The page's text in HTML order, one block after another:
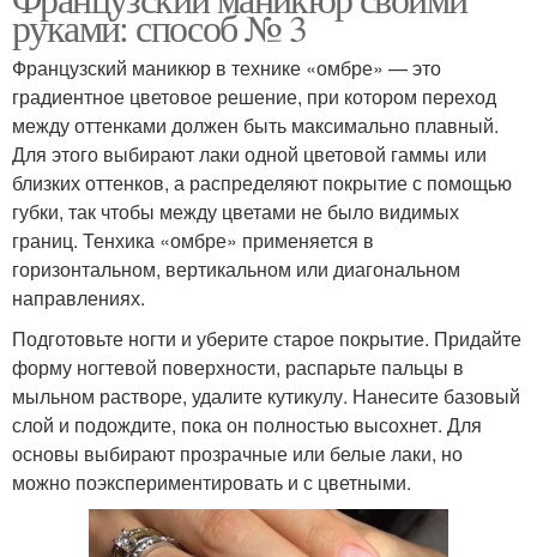
руками: способ № 3
Французский маникюр в технике «омбре» — это
градиентное цветовое решение, при котором переход
между оттенками должен быть максимально плавный.
Для этого выбирают лаки одной цветовой гаммы или
близких оттенков, а распределяют покрытие с помощью
губки, так чтобы между цветами не было видимых
границ. Тенхика «омбре» применяется в
горизонтальном, вертикальном или диагональном
направлениях.
Подготовьте ногти и уберите старое покрытие. Придайте
форму ногтевой поверхности, распарьте пальцы в
мыльном растворе, удалите кутикулу. Нанесите базовый
слой и подождите, пока он полностью высохнет. Для
основы выбирают прозрачные или белые лаки, но
можно поэкспериментировать и с цветными.